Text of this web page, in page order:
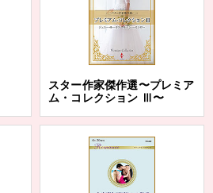
スター作家傑作選〜プレミア
ム・コレクション Ⅲ〜